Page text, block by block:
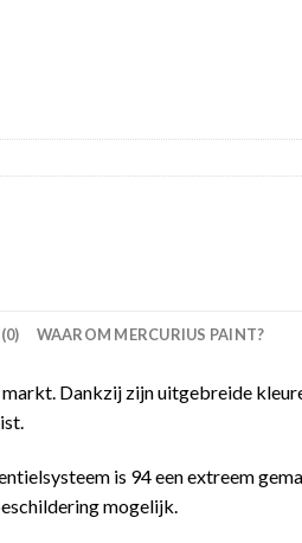
WAAROM MERCURIUS PAINT?
Dankzij zijn uitgebreide
is 94 een extreem
mogelijk.